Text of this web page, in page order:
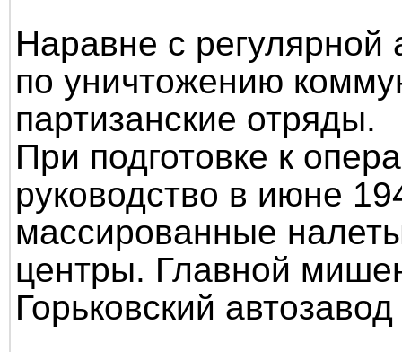
Наравне с
по уничтожению
партизанские отряды.
При подготовке к
руководство в июне
массированные
центры. Главной
Горьковский